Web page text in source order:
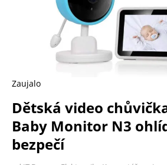
Zaujalo
Dětská video
Baby Monitor N3
bezpečí